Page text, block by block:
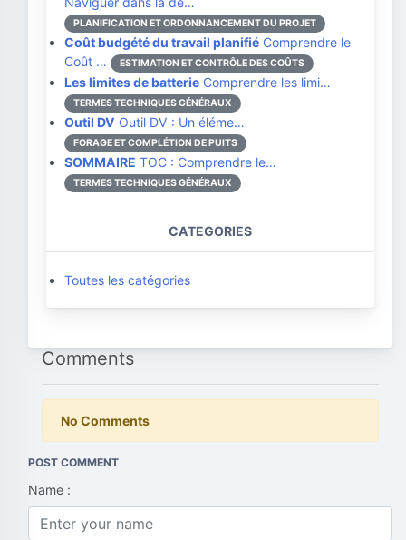
PLANIFICATION ET ORDONNANCEMENT DU PROJET
Coût budgété du travail planifié Comprendre le
Coût …
ESTIMATION ET CONTRÔLE DES COÛTS
Les limites de batterie Comprendre les limi…
TERMES TECHNIQUES GÉNÉRAUX
Outil DV Outil DV : Un éléme…
FORAGE ET COMPLÉTION DE PUITS
SOMMAIRE TOC : Comprendre le…
TERMES TECHNIQUES GÉNÉRAUX
CATEGORIES
Toutes les catégories
Comments
No Comments
POST COMMENT
Name :